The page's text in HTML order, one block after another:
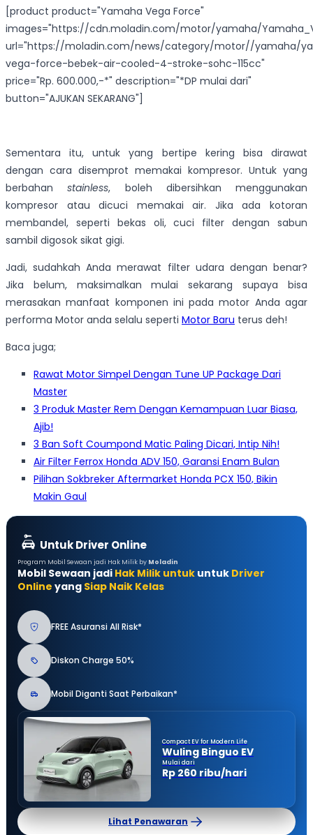
[product product="Yamaha Vega Force"
images="https://cdn.moladin.com/motor/yamaha/
url="https://moladin.com/news/category/motor//yamaha/
vega-force-bebek-air-cooled-4-stroke-sohc-115cc"
price="Rp. 600.000,-*" description="*DP mulai dari"
button="AJUKAN SEKARANG"]
Sementara itu, untuk yang bertipe kering bisa dirawat
dengan cara disemprot memakai kompresor. Untuk yang
berbahanstainless, boleh dibersihkan menggunakan
kompresor atau dicuci memakai air. Jika ada kotoran
membandel, seperti bekas oli, cuci filter dengan sabun
sambil digosok sikat gigi.
Jadi, sudahkah Anda merawat filter udara dengan benar?
Jika belum, maksimalkan mulai sekarang supaya bisa
merasakan manfaat komponen ini pada motor Anda agar
performa Motor anda selalu seperti Motor Baru terus deh!
Baca juga;
Rawat Motor Simpel Dengan Tune UP Package Dari
Master
3 Produk Master Rem Dengan Kemampuan Luar Biasa,
Ajib!
3 Ban Soft Coumpond Matic Paling Dicari, Intip Nih!
Air Filter Ferrox Honda ADV 150, Garansi Enam Bulan
Pilihan Sokbreker Aftermarket Honda PCX 150, Bikin
Makin Gaul
Untuk Driver Online
Program Mobil Sewaan jadi Hak Milik by Moladin
Mobil Sewaan jadi Hak Milik untuk untuk Driver
Online yang Siap Naik Kelas
FREE Asuransi All Risk*
Diskon Charge 50%
Mobil Diganti Saat Perbaikan*
Compact EV for Modern Life
Wuling Binguo EV
Mulai dari
Rp 260 ribu/hari
Lihat Penawaran